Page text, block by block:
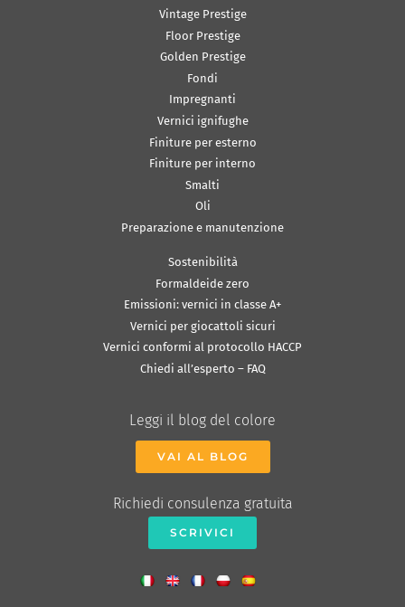
Vintage Prestige
Floor Prestige
Golden Prestige
Fondi
Impregnanti
Vernici ignifughe
Finiture per esterno
Finiture per interno
Smalti
Oli
Preparazione e manutenzione
Sostenibilità
Formaldeide zero
Emissioni: vernici in classe A+
Vernici per giocattoli sicuri
Vernici conformi al protocollo HACCP
Chiedi all’esperto – FAQ
Leggi il blog del colore
VAI AL BLOG
Richiedi consulenza gratuita
SCRIVICI